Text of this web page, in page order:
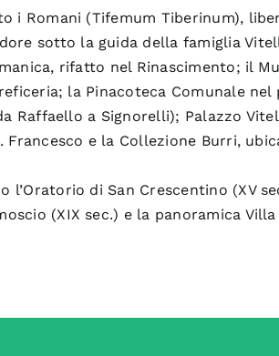
i Romani (Tifemum Tiberinum),
sotto la guida della famiglia
rifatto nel Rinascimento; il
la Pinacoteca Comunale
Raffaello a Signorelli); Palazzo
Francesco e la Collezione Burri,
di San Crescentino (XV
(XIX sec.) e la panoramica